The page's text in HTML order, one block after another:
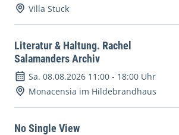
Villa Stuck
Literatur & Haltung. Rachel
Salamanders Archiv
Sa. 08.08.2026 11:00 - 18:00 Uhr
Monacensia im Hildebrandhaus
No Single View